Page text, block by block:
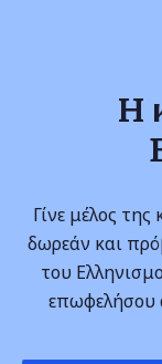
Η
Γίνε μέλος
δωρεάν και
του
επωφελήσου